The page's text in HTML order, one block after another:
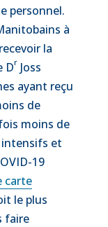
personnel.
à
la
Dr Joss
ayant reçu
de
moins de
intensifs et
19
carte
le plus
faire